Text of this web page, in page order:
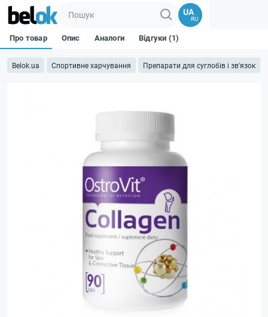
UA
RU
Belok.ua Спортивне харчування Препарати для суглобів і зв'язок
Про товар Опис Аналоги Відгуки (1)